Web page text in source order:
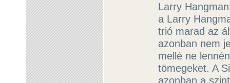
Larry
a Larry
trió marad az
azonban nem
mellé ne
tömegeket. A
azonban a